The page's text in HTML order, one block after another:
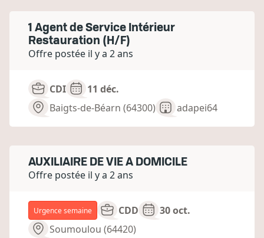
1 Agent de Service Intérieur
Restauration (H/F)
Offre postée il y a 2 ans
CDI
11 déc.
Baigts-de-Béarn (64300)
adapei64
AUXILIAIRE DE VIE A DOMICILE
Offre postée il y a 2 ans
Urgence semaine CDD
30 oct.
Soumoulou (64420)